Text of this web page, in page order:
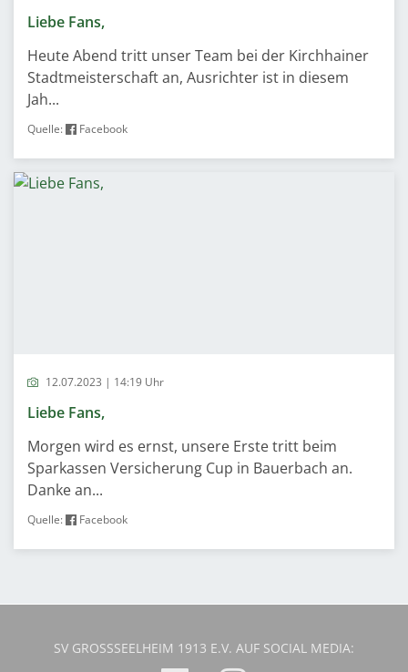
Liebe Fans,
Heute Abend tritt unser Team bei der Kirchhainer
Stadtmeisterschaft an, Ausrichter ist in diesem
Jah...
Quelle: Facebook
12.07.2023 | 14:19 Uhr
Liebe Fans,
Morgen wird es ernst, unsere Erste tritt beim
Sparkassen Versicherung Cup in Bauerbach an.
Danke an...
Quelle: Facebook
SV GROSSSEELHEIM 1913 E.V. AUF SOCIAL MEDIA: